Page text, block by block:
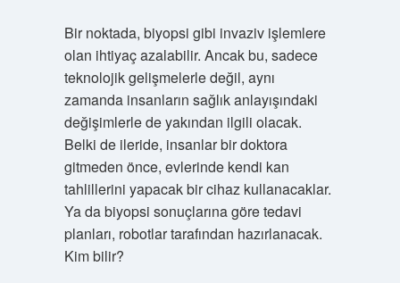
Bir noktada, biyopsi gibi invaziv işlemlere
olan ihtiyaç azalabilir. Ancak bu, sadece
teknolojik gelişmelerle değil, aynı
zamanda insanların sağlık anlayışındaki
değişimlerle de yakından ilgili olacak.
Belki de ileride, insanlar bir doktora
gitmeden önce, evlerinde kendi kan
tahlillerini yapacak bir cihaz kullanacaklar.
Ya da biyopsi sonuçlarına göre tedavi
planları, robotlar tarafından hazırlanacak.
Kim bilir?